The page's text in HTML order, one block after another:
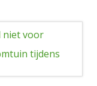
niet voor
tijdens